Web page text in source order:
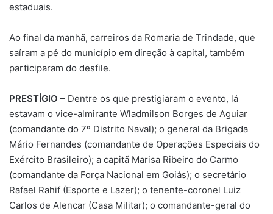
estaduais.
Ao final da manhã, carreiros da Romaria de Trindade, que
saíram a pé do município em direção à capital, também
participaram do desfile.
PRESTÍGIO – Dentre os que prestigiaram o evento, lá
estavam o vice-almirante Wladmilson Borges de Aguiar
(comandante do 7º Distrito Naval); o general da Brigada
Mário Fernandes (comandante de Operações Especiais do
Exército Brasileiro); a capitã Marisa Ribeiro do Carmo
(comandante da Força Nacional em Goiás); o secretário
Rafael Rahif (Esporte e Lazer); o tenente-coronel Luiz
Carlos de Alencar (Casa Militar); o comandante-geral do